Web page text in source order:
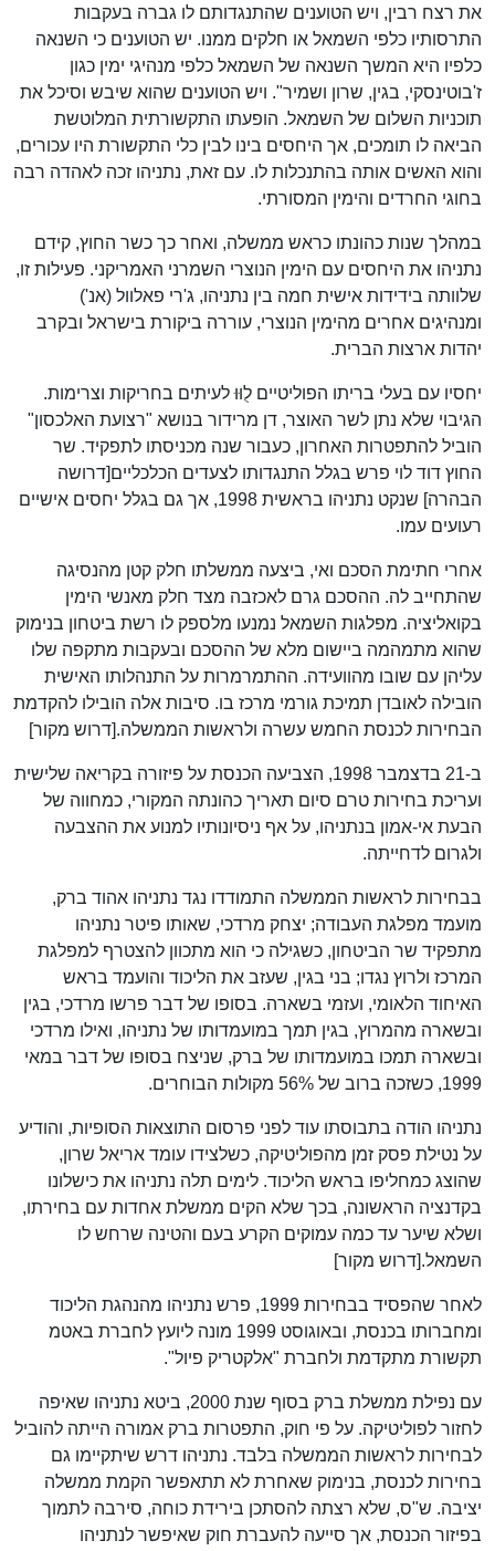
את רצח רבין, ויש הטוענים שהתנגדותם לו גברה בעקבות
התרסותיו כלפי השמאל או חלקים ממנו. יש הטוענים כי השנאה
כלפיו היא המשך השנאה של השמאל כלפי מנהיגי ימין כגון
ז'בוטינסקי, בגין, שרון ושמיר". ויש הטוענים שהוא שיבש וסיכל את
תוכניות השלום של השמאל. הופעתו התקשורתית המלוטשת
הביאה לו תומכים, אך היחסים בינו לבין כלי התקשורת היו עכורים,
והוא האשים אותה בהתנכלות לו. עם זאת, נתניהו זכה לאהדה רבה
בחוגי החרדים והימין המסורתי.
במהלך שנות כהונתו כראש ממשלה, ואחר כך כשר החוץ, קידם
נתניהו את היחסים עם הימין הנוצרי השמרני האמריקני. פעילות זו,
שלוותה בידידות אישית חמה בין נתניהו, ג'רי פאלוול (אנ')
ומנהיגים אחרים מהימין הנוצרי, עוררה ביקורת בישראל ובקרב
יהדות ארצות הברית.
יחסיו עם בעלי בריתו הפוליטיים לֻוּוּ לעיתים בחריקות וצרימות.
הגיבוי שלא נתן לשר האוצר, דן מרידור בנושא "רצועת האלכסון"
הוביל להתפטרות האחרון, כעבור שנה מכניסתו לתפקיד. שר
החוץ דוד לוי פרש בגלל התנגדותו לצעדים הכלכליים[דרושה
הבהרה] שנקט נתניהו בראשית 1998, אך גם בגלל יחסים אישיים
רעועים עמו.
אחרי חתימת הסכם ואי, ביצעה ממשלתו חלק קטן מהנסיגה
שהתחייב לה. ההסכם גרם לאכזבה מצד חלק מאנשי הימין
בקואליציה. מפלגות השמאל נמנעו מלספק לו רשת ביטחון בנימוק
שהוא מתמהמה ביישום מלא של ההסכם ובעקבות מתקפה שלו
עליהן עם שובו מהוועידה. ההתמרמרות על התנהלותו האישית
הובילה לאובדן תמיכת גורמי מרכז בו. סיבות אלה הובילו להקדמת
הבחירות לכנסת החמש עשרה ולראשות הממשלה.[דרוש מקור]
ב-21 בדצמבר 1998, הצביעה הכנסת על פיזורה בקריאה שלישית
ועריכת בחירות טרם סיום תאריך כהונתה המקורי, כמחווה של
הבעת אי-אמון בנתניהו, על אף ניסיונותיו למנוע את ההצבעה
ולגרום לדחייתה.
בבחירות לראשות הממשלה התמודדו נגד נתניהו אהוד ברק,
מועמד מפלגת העבודה; יצחק מרדכי, שאותו פיטר נתניהו
מתפקיד שר הביטחון, כשגילה כי הוא מתכוון להצטרף למפלגת
המרכז ולרוץ נגדו; בני בגין, שעזב את הליכוד והועמד בראש
האיחוד הלאומי, ועזמי בשארה. בסופו של דבר פרשו מרדכי, בגין
ובשארה מהמרוץ, בגין תמך במועמדותו של נתניהו, ואילו מרדכי
ובשארה תמכו במועמדותו של ברק, שניצח בסופו של דבר במאי
1999, כשזכה ברוב של 56% מקולות הבוחרים.
נתניהו הודה בתבוסתו עוד לפני פרסום התוצאות הסופיות, והודיע
על נטילת פסק זמן מהפוליטיקה, כשלצידו עומד אריאל שרון,
שהוצג כמחליפו בראש הליכוד. לימים תלה נתניהו את כישלונו
בקדנציה הראשונה, בכך שלא הקים ממשלת אחדות עם בחירתו,
ושלא שיער עד כמה עמוקים הקרע בעם והטינה שרחש לו
השמאל.[דרוש מקור]
לאחר שהפסיד בבחירות 1999, פרש נתניהו מהנהגת הליכוד
ומחברותו בכנסת, ובאוגוסט 1999 מונה ליועץ לחברת באטמ
תקשורת מתקדמת ולחברת "אלקטריק פיול".
עם נפילת ממשלת ברק בסוף שנת 2000, ביטא נתניהו שאיפה
לחזור לפוליטיקה. על פי חוק, התפטרות ברק אמורה הייתה להוביל
לבחירות לראשות הממשלה בלבד. נתניהו דרש שיתקיימו גם
בחירות לכנסת, בנימוק שאחרת לא תתאפשר הקמת ממשלה
יציבה. ש"ס, שלא רצתה להסתכן בירידת כוחה, סירבה לתמוך
בפיזור הכנסת, אך סייעה להעברת חוק שאיפשר לנתניהו